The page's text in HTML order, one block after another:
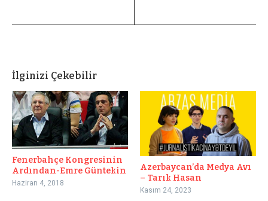
İlginizi Çekebilir
Fenerbahçe Kongresinin
Ardından-Emre Güntekin
Haziran 4, 2018
Azerbaycan’da Medya Avı
– Tarık Hasan
Kasım 24, 2023